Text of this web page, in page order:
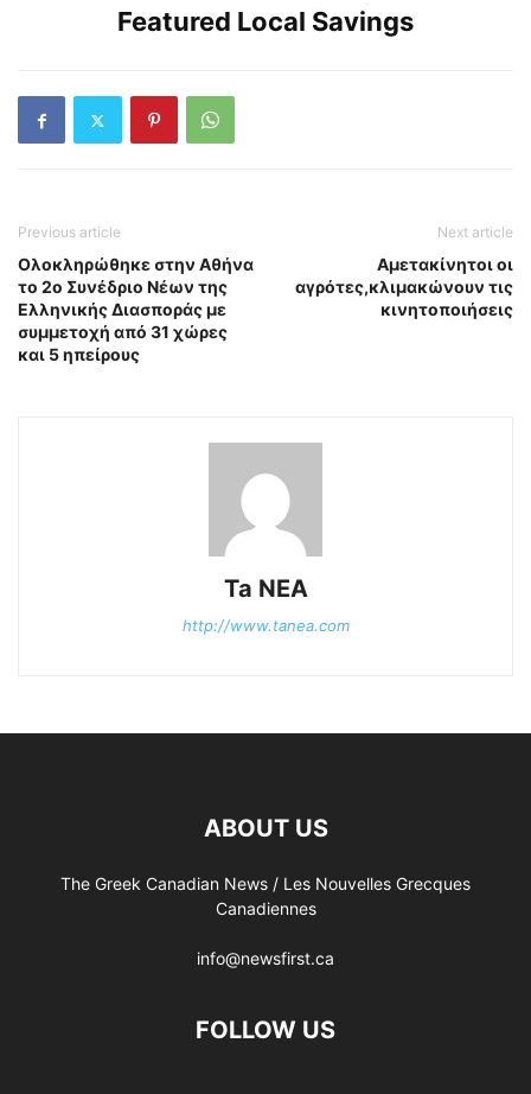
Featured Local Savings
Previous article
Ολοκληρώθηκε στην Αθήνα
το 2ο Συνέδριο Νέων της
Ελληνικής Διασποράς με
συμμετοχή από 31 χώρες
και 5 ηπείρους
Next article
Αμετακίνητοι οι
αγρότες,κλιμακώνουν τις
κινητοποιήσεις
Ta NEA
http://www.tanea.com
ABOUT US
The Greek Canadian News / Les Nouvelles Grecques
Canadiennes
info@newsfirst.ca
FOLLOW US